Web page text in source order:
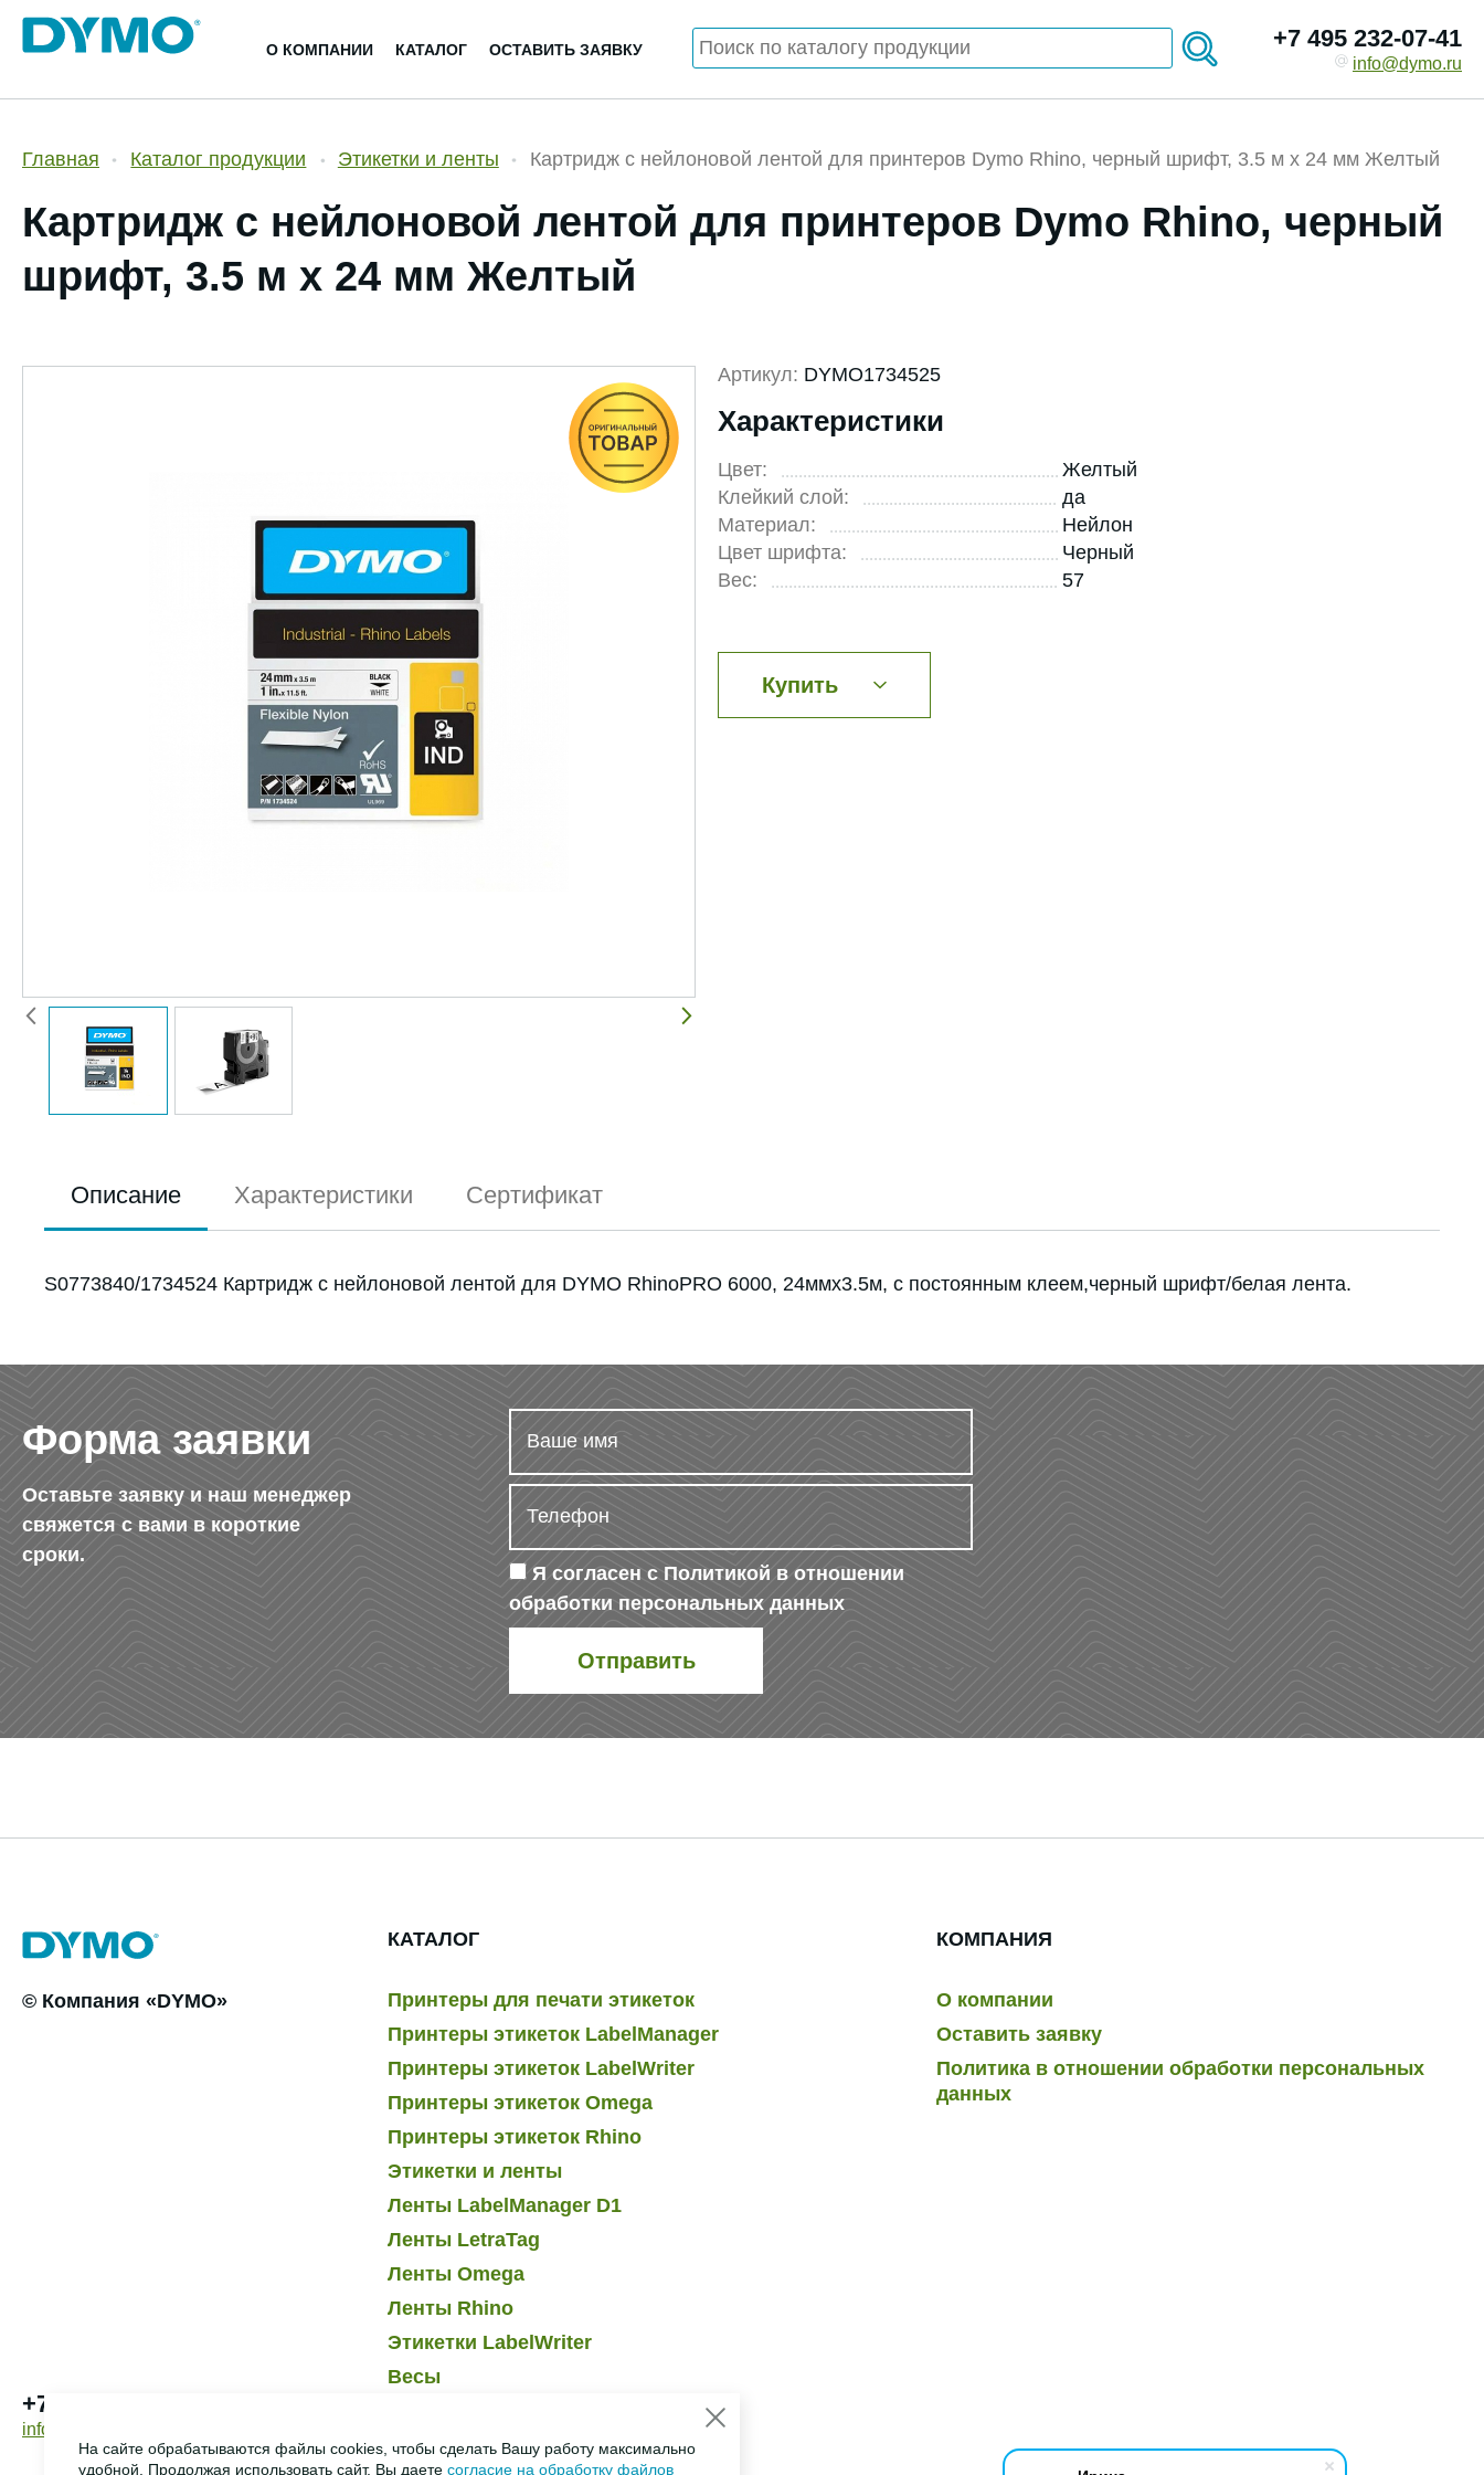
О КОМПАНИИ КАТАЛОГ ОСТАВИТЬ ЗАЯВКУ +7 495 232-07-41
info@dymo.ru
Главная Каталог продукции Этикетки и ленты Картридж c нейлоновой лентой для принтеров Dymo Rhino, черный шрифт, 3.5 м x 24 мм Желтый
Картридж c нейлоновой лентой для принтеров Dymo Rhino, черный
шрифт, 3.5 м x 24 мм Желтый
Артикул: DYMO1734525
Характеристики
Цвет:
Желтый
Клейкий слой:
да
Материал:
Нейлон
Цвет шрифта:
Черный
Вес:
57
Купить
Описание Характеристики Сертификат
S0773840/1734524 Картридж с нейлоновой лентой для DYMO RhinoPRO 6000, 24ммx3.5м, с постоянным клеем,черный шрифт/белая лента.
Форма заявки
Оставьте заявку и наш менеджер
свяжется с вами в короткие
сроки.
Я согласен с Политикой в отношении
обработки персональных данных
© Компания «DYMO»
КАТАЛОГ
Принтеры для печати этикеток
Принтеры этикеток LabelManager
Принтеры этикеток LabelWriter
Принтеры этикеток Omega
Принтеры этикеток Rhino
Этикетки и ленты
Ленты LabelManager D1
Ленты LetraTag
Ленты Omega
Ленты Rhino
Этикетки LabelWriter
Весы
КОМПАНИЯ
О компании
Оставить заявку
Политика в отношении обработки персональных
данных
+7 495 232-07-41
info@dymo.ru
На сайте обрабатываются файлы cookies, чтобы сделать Вашу работу максимально
удобной. Продолжая использовать сайт, Вы даете согласие на обработку файлов